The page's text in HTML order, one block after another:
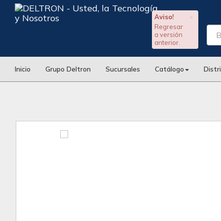
×
Aviso!
Regresar
a versión
anterior.
Inicio Grupo Deltron Sucursales Catálogo